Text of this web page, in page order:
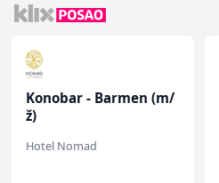
Konobar - Barmen (m/
ž)
Hotel Nomad